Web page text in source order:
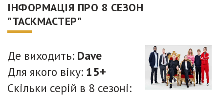
ІНФОРМАЦІЯ ПРО 8 СЕЗОН
"ТАСКМАСТЕР"
Де виходить: Dave
Для якого віку: 15+
Скільки серій в 8 сезоні: